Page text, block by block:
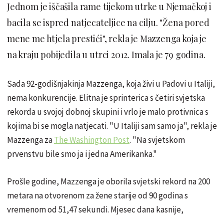
Jednom je iščašila rame tijekom utrke u Njemačkoj i
bacila se ispred natjecateljice na cilju. "Žena pored
mene me htjela prestići", rekla je Mazzenga koja je
na kraju pobijedila u utrci 2012. Imala je 79 godina.
Sada 92-godišnjakinja Mazzenga, koja živi u Padovi u Italiji,
nema konkurencije. Elitna je sprinterica s četiri svjetska
rekorda u svojoj dobnoj skupini i vrlo je malo protivnica s
kojima bi se mogla natjecati. "U Italiji sam samo ja", rekla je
Mazzenga zaThe Washington Post. "Na svjetskom
prvenstvu bile smo ja i jedna Amerikanka."
Prošle godine, Mazzenga je oborila svjetski rekord na 200
metara na otvorenom za žene starije od 90 godina s
vremenom od 51,47 sekundi. Mjesec dana kasnije,